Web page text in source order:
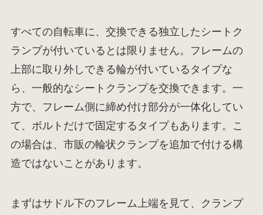
すべての自転車に、交換できる独立したシートク
ランプが付いているとは限りません。フレームの
上部に取り外しできる輪が付いているタイプな
ら、一般的なシートクランプを交換できます。一
方で、フレーム側に締め付け部分が一体化してい
て、ボルトだけで固定するタイプもあります。こ
の場合は、市販の輪状クランプを追加で付ける構
造ではないことがあります。
まずはサドル下のフレーム上端を見て、クランプ